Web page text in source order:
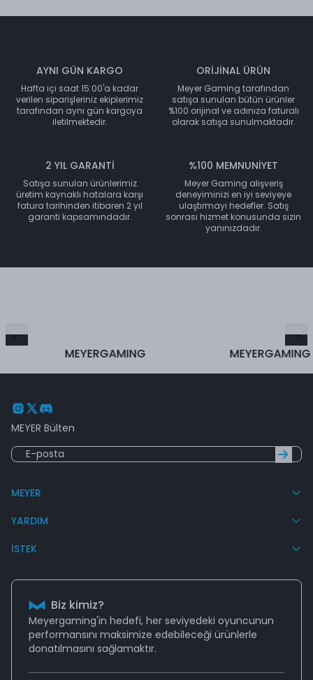
AYNI GÜN KARGO
Hafta içi saat 15:00'a kadar
verilen siparişleriniz ekiplerimiz
tarafından aynı gün kargoya
iletilmektedir.
ORİJİNAL ÜRÜN
Meyer Gaming tarafından
satışa sunulan bütün ürünler
%100 orijinal ve adınıza faturalı
olarak satışa sunulmaktadır.
2 YIL GARANTİ
Satışa sunulan ürünlerimiz
üretim kaynaklı hatalara karşı
fatura tarihinden itibaren 2 yıl
garanti kapsamındadır.
%100 MEMNUNİYET
Meyer Gaming alışveriş
deneyiminizi en iyi seviyeye
ulaştırmayı hedefler. Satış
sonrası hizmet konusunda sizin
yanınızdadır.
MEYERGAMING MEYERGAMING
MEYER Bülten
MEYER
YARDIM
İSTEK
Biz kimiz?
Meyergaming'in hedefi, her seviyedeki oyuncunun
performansını maksimize edebileceği ürünlerle
donatılmasını sağlamaktır.